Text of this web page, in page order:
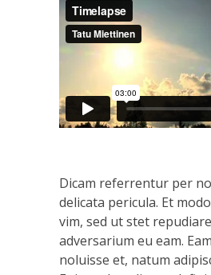
Dicam referrentur per
delicata pericula. Et
vim, sed ut stet
adversarium eu eam.
noluisse et, natum